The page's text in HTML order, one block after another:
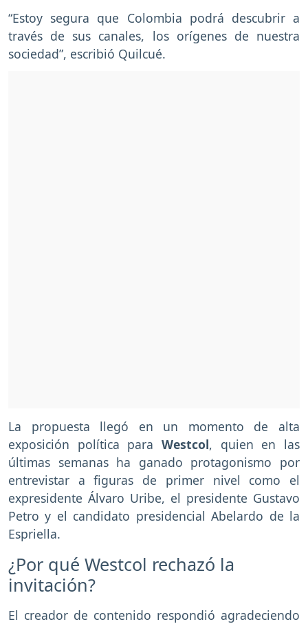
“Estoy segura que Colombia podrá descubrir a
través de sus canales, los orígenes de nuestra
sociedad”, escribió Quilcué.
La propuesta llegó en un momento de alta
exposición política para Westcol, quien en las
últimas semanas ha ganado protagonismo por
entrevistar a figuras de primer nivel como el
expresidente Álvaro Uribe, el presidente Gustavo
Petro y el candidato presidencial Abelardo de la
Espriella.
¿Por qué Westcol rechazó la
invitación?
El creador de contenido respondió agradeciendo